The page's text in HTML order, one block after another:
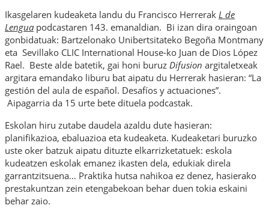
Ikasgelaren kudeaketa landu du Francisco Herrerak L de
Lengua podcastaren 143. emanaldian. Bi izan dira oraingoan
gonbidatuak: Bartzelonako Unibertsitateko Begoña Montmany
eta Sevillako CLIC International House-ko Juan de Dios López
Rael. Beste alde batetik, gai honi buruz Difusion argitaletxeak
argitara emandako liburu bat aipatu du Herrerak hasieran: “La
gestión del aula de español. Desafíos y actuaciones”.
Aipagarria da 15 urte bete dituela podcastak.
Eskolan hiru zutabe daudela azaldu dute hasieran:
planifikazioa, ebaluazioa eta kudeaketa. Kudeaketari buruzko
uste oker batzuk aipatu dituzte elkarrizketatuek: eskola
kudeatzen eskolak emanez ikasten dela, edukiak direla
garrantzitsuena… Praktika hutsa nahikoa ez denez, hasierako
prestakuntzan zein etengabekoan behar duen tokia eskaini
behar zaio.